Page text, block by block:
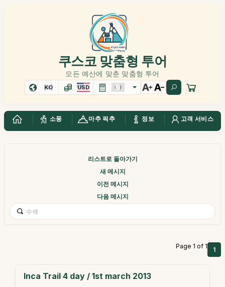
쿠스코 맞춤형 투어
모든 예산에 맞춘 맞춤형 투어
KO USD
소풍 마추 픽추 정보 고객 서비스
리스트로 돌아가기
새 메시지
이전 메시지
다음 메시지
Page 1 of 1 1
Inca Trail 4 day / 1st march 2013